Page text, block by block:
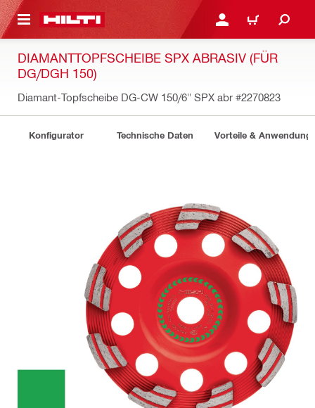
ANMELDEN ODER
WARENKORB
DIAMANTTOPFSCHEIBE SPX ABRASIV (FÜR
DG/DGH 150)
Diamant-Topfscheibe DG-CW 150/6" SPX abr #2270823
Konfigurator Technische Daten Vorteile &